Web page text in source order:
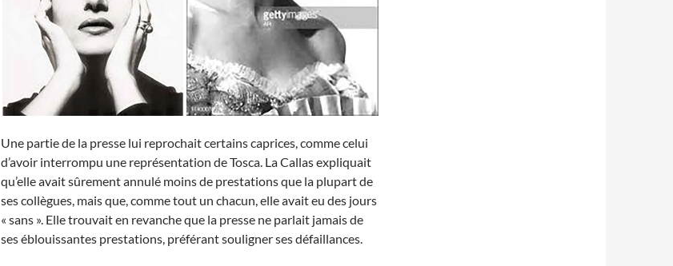
Une partie de la presse lui reprochait certains caprices, comme celui
d’avoir interrompu une représentation de Tosca. La Callas expliquait
qu’elle avait sûrement annulé moins de prestations que la plupart de
ses collègues, mais que, comme tout un chacun, elle avait eu des jours
« sans ». Elle trouvait en revanche que la presse ne parlait jamais de
ses éblouissantes prestations, préférant souligner ses défaillances.